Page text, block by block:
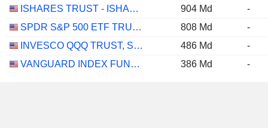
ISHARES TRUST - ISHARES CORE S&P 500 ETF
904 Md
-
SPDR S&P 500 ETF TRUST
808 Md
-
INVESCO QQQ TRUST, SERIES 1
486 Md
-
VANGUARD INDEX FUNDS - VANGUARD GROWTH ETF
386 Md -